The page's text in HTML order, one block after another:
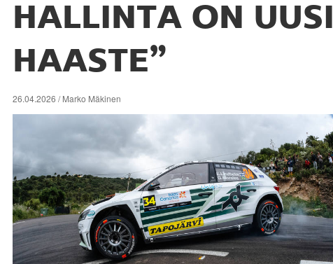
HALLINTA ON UUSI
HAASTE”
26.04.2026 / Marko Mäkinen